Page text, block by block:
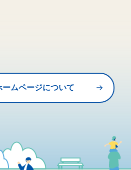
ームページについて